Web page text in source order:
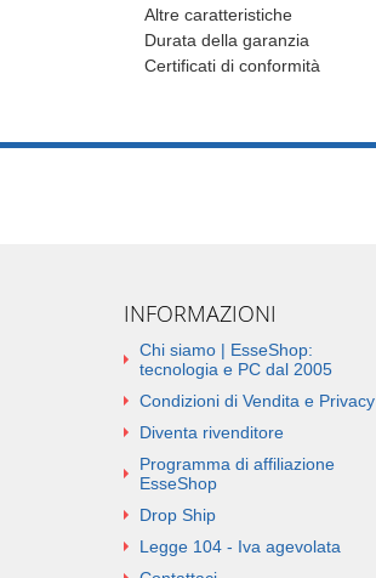
Altre caratteristiche
Durata della garanzia
Certificati di conformità
INFORMAZIONI
Chi siamo | EsseShop:
tecnologia e PC dal 2005
Condizioni di Vendita e Privacy
Diventa rivenditore
Programma di affiliazione
EsseShop
Drop Ship
Legge 104 - Iva agevolata